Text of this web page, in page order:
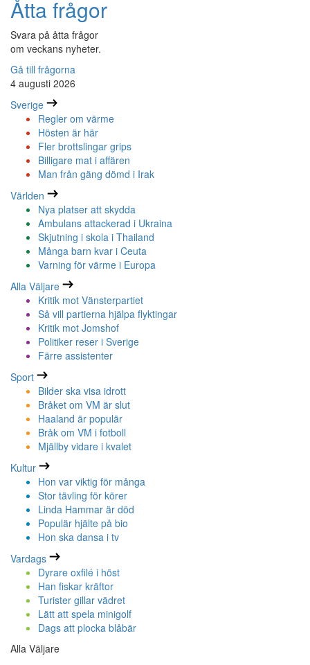
Åtta frågor
Svara på åtta frågor
om veckans nyheter.
Gå till frågorna
4 augusti 2026
Sverige
Regler om värme
Hösten är här
Fler brottslingar grips
Billigare mat i affären
Man från gäng dömd i Irak
Världen
Nya platser att skydda
Ambulans attackerad i Ukraina
Skjutning i skola i Thailand
Många barn kvar i Ceuta
Varning för värme i Europa
Alla Väljare
Kritik mot Vänsterpartiet
Så vill partierna hjälpa flyktingar
Kritik mot Jomshof
Politiker reser i Sverige
Färre assistenter
Sport
Bilder ska visa idrott
Bråket om VM är slut
Haaland är populär
Bråk om VM i fotboll
Mjällby vidare i kvalet
Kultur
Hon var viktig för många
Stor tävling för körer
Linda Hammar är död
Populär hjälte på bio
Hon ska dansa i tv
Vardags
Dyrare oxfilé i höst
Han fiskar kräftor
Turister gillar vädret
Lätt att spela minigolf
Dags att plocka blåbär
Alla Väljare